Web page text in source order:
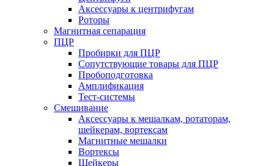
Аксессуары к центрифугам
Роторы
Магнитная сепарация
ПЦР
Пробирки для ПЦР
Сопутствующие товары для ПЦР
Пробоподготовка
Амплификация
Тест-системы
Смешивание
Аксессуары к мешалкам, ротаторам,
шейкерам, вортексам
Магнитные мешалки
Вортексы
Шейкеры